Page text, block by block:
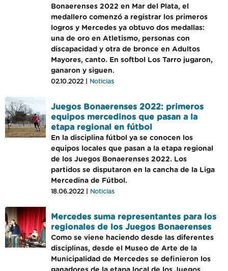
Bonaerenses 2022 en Mar del Plata, el
medallero comenzó a registrar los primeros
logros y Mercedes ya obtuvo dos medallas:
una de oro en Atletismo, personas con
discapacidad y otra de bronce en Adultos
Mayores, canto. En softbol Los Tarro jugaron,
ganaron y siguen.
02.10.2022 | Noticias
Juegos Bonaerenses 2022: primeros
equipos mercedinos que pasan a la
etapa regional en fútbol
En la disciplina fútbol ya se conocen los
equipos locales que pasan a la etapa regional
de los Juegos Bonaerenses 2022. Los
partidos se disputaron en la cancha de la Liga
Mercedina de Fútbol.
18.06.2022 | Noticias
Mercedes suma representantes para los
regionales de los Juegos Bonaerenses
Como se viene haciendo desde las diferentes
disciplinas, desde el Museo de Arte de la
Municipalidad de Mercedes se definieron los